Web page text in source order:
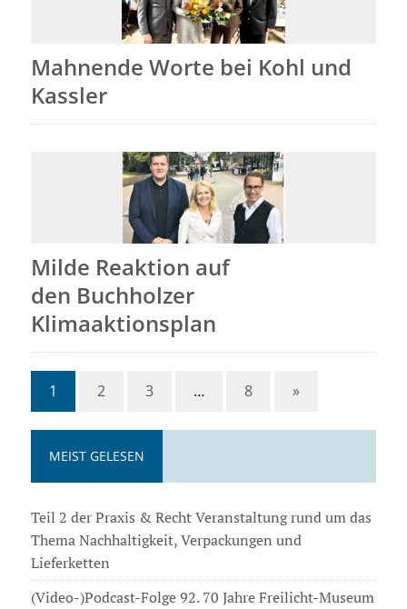
Mahnende Worte bei Kohl und
Kassler
Milde Reaktion auf
den Buchholzer
Klimaaktionsplan
1 2 3 … 8 »
MEIST GELESEN
Teil 2 der Praxis & Recht Veranstaltung rund um das
Thema Nachhaltigkeit, Verpackungen und
Lieferketten
(Video-)Podcast-Folge 92. 70 Jahre Freilicht-Museum